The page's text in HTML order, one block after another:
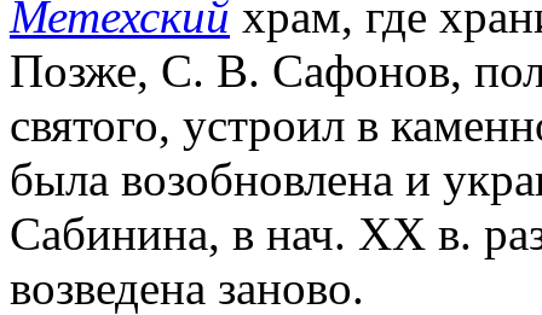
Метехский храм, где
Позже, С. В. Сафонов,
святого, устроил в
была возобновлена и
Сабинина, в нач. XX в.
возведена заново.